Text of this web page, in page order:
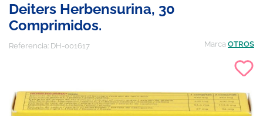
Deiters Herbensurina, 30
Comprimidos.
Referencia: DH-001617 Marca OTROS